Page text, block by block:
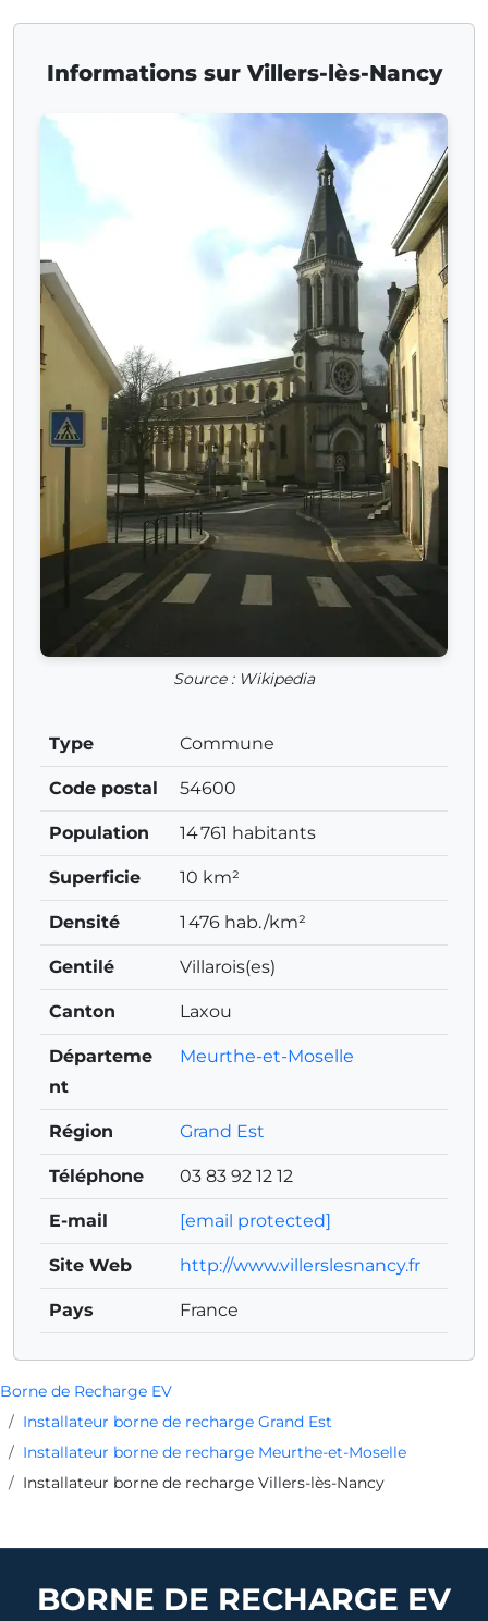
Borne de Recharge EV
Installateur borne de recharge Grand Est
Installateur borne de recharge Meurthe-et-Moselle
Installateur borne de recharge Villers-lès-Nancy
Informations sur Villers-lès-Nancy
Source : Wikipedia
Type Commune
Code postal 54600
Population 14 761 habitants
Superficie 10 km²
Densité 1 476 hab./km²
Gentilé Villarois(es)
Canton Laxou
Départeme
nt
Meurthe-et-Moselle
Région Grand Est
Téléphone 03 83 92 12 12
E-mail [email protected]
Site Web http://www.villerslesnancy.fr
Pays France
BORNE DE RECHARGE EV